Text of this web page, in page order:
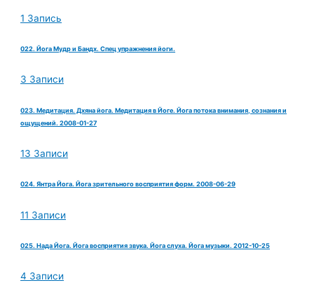
1 Запись
022. Йога Мудр и Бандх. Спец упражнения йоги.
3 Записи
023. Медитация. Дхяна йога. Медитация в Йоге. Йога потока внимания, сознания и
ощущений. 2008-01-27
13 Записи
024. Янтра Йога. Йога зрительного восприятия форм. 2008-06-29
11 Записи
025. Нада Йога. Йога восприятия звука. Йога слуха. Йога музыки. 2012-10-25
4 Записи